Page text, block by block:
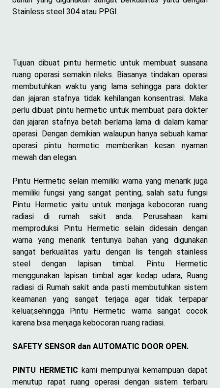
Stainless steel 304 atau PPGI.
Tujuan dibuat pintu hermetic untuk membuat suasana
ruang operasi semakin rileks. Biasanya tindakan operasi
membutuhkan waktu yang lama sehingga para dokter
dan jajaran stafnya tidak kehilangan konsentrasi. Maka
perlu dibuat pintu hermetic untuk membuat para dokter
dan jajaran stafnya betah berlama lama di dalam kamar
operasi. Dengan demikian walaupun hanya sebuah kamar
operasi pintu hermetic memberikan kesan nyaman
mewah dan elegan.
Pintu Hermetic selain memiliki warna yang menarik juga
memiliki fungsi yang sangat penting, salah satu fungsi
Pintu Hermetic yaitu untuk menjaga kebocoran ruang
radiasi di rumah sakit anda. Perusahaan kami
memproduksi Pintu Hermetic selain didesain dengan
warna yang menarik tentunya bahan yang digunakan
sangat berkualitas yaitu dengan lis tengah stainless
steel dengan lapisan timbal. Pintu Hermetic
menggunakan lapisan timbal agar kedap udara, Ruang
radiasi di Rumah sakit anda pasti membutuhkan sistem
keamanan yang sangat terjaga agar tidak terpapar
keluar,sehingga Pintu Hermetic warna sangat cocok
karena bisa menjaga kebocoran ruang radiasi.
SAFETY SENSOR dan AUTOMATIC DOOR OPEN.
PINTU HERMETIC kami mempunyai kemampuan dapat
menutup rapat ruang operasi dengan sistem terbaru